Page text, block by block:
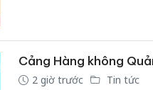
KL/TW, ngày 23/2/2024
Nghị quyết số 13-NQ/TW.
Cảng Hàng không
2 giờ trước Tin tức